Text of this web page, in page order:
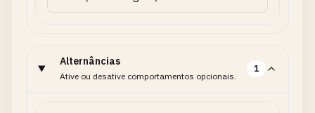
Alternâncias
Ative ou desative comportamentos opcionais.
1